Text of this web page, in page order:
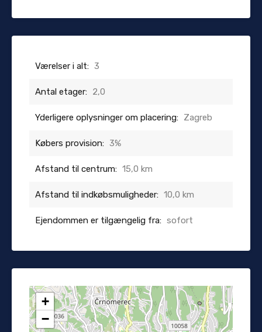
Værelser i alt: 3
Antal etager: 2,0
Yderligere oplysninger om placering: Zagreb
Købers provision: 3%
Afstand til centrum: 15,0 km
Afstand til indkøbsmuligheder: 10,0 km
Ejendommen er tilgængelig fra: sofort
+
−